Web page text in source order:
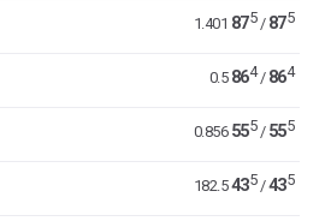
1.401 875/ 875
0.5 864/ 864
0.856 555/ 555
182.5 435/435